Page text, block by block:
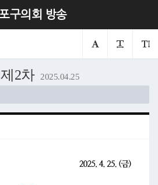
구의회 방송
2차 2025.04.25